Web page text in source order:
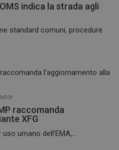
indica la strada agli
standard comuni, procedure
raccomanda
XFG
umano dell’EMA,...